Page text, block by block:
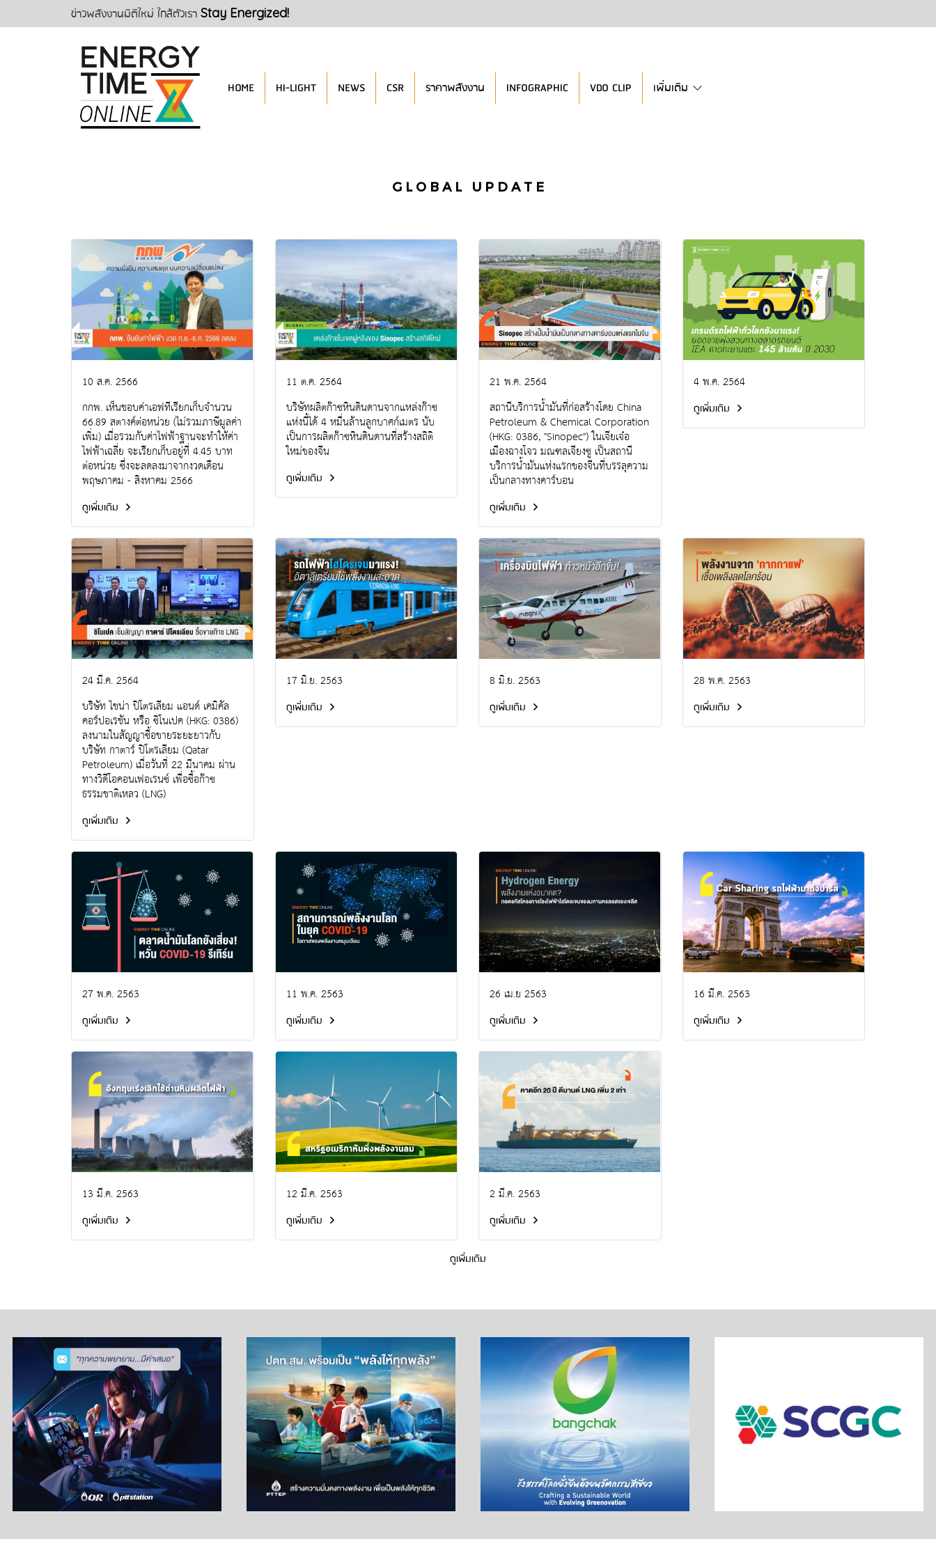
ข่าวพลังงานมิติใหม่ ใกล้ตัวเรา Stay Energized!
HOME HI-LIGHT NEWS CSR ราคาพลังงาน INFOGRAPHIC VDO CLIP เพิ่มเติม
G L O B A L U P D A T E
10 ส.ค. 2566
กกพ. เห็นชอบค่าเอฟทีเรียกเก็บจำนวน
66.89 สตางค์ต่อหน่วย (ไม่รวมภาษีมูลค่า
เพิ่ม) เมื่อรวมกับค่าไฟฟ้าฐานจะทำให้ค่า
ไฟฟ้าเฉลี่ย จะเรียกเก็บอยู่ที่ 4.45 บาท
ต่อหน่วย ซึ่งจะลดลงมาจากงวดเดือน
พฤษภาคม - สิงหาคม 2566
ดูเพิ่มเติม
11 ต.ค. 2564
บริษัทผลิตก๊าซหินดินดานจากแหล่งก๊าซ
แห่งนี้ได้ 4 หมื่นล้านลูกบาศก์เมตร นับ
เป็นการผลิตก๊าซหินดินดานที่สร้างสถิติ
ใหม่ของจีน
ดูเพิ่มเติม
21 พ.ค. 2564
สถานีบริการน้ำมันที่ก่อสร้างโดย China
Petroleum & Chemical Corporation
(HKG: 0386, "Sinopec") ในเจียเจ๋อ
เมืองฉางโจว มณฑลเจียงซู เป็นสถานี
บริการน้ำมันแห่งแรกของจีนที่บรรลุความ
เป็นกลางทางคาร์บอน
ดูเพิ่มเติม
4 พ.ค. 2564
ดูเพิ่มเติม
24 มี.ค. 2564
บริษัท ไชน่า ปิโตรเลียม แอนด์ เคมิคัล
คอร์ปอเรชัน หรือ ซิโนเปค (HKG: 0386)
ลงนามในสัญญาซื้อขายระยะยาวกับ
บริษัท กาตาร์ ปิโตรเลียม (Qatar
Petroleum) เมื่อวันที่ 22 มีนาคม ผ่าน
ทางวิดีโอคอนเฟอเรนซ์ เพื่อซื้อก๊าซ
ธรรมชาติเหลว (LNG)
ดูเพิ่มเติม
17 มิ.ย. 2563
ดูเพิ่มเติม
8 มิ.ย. 2563
ดูเพิ่มเติม
28 พ.ค. 2563
ดูเพิ่มเติม
27 พ.ค. 2563
ดูเพิ่มเติม
11 พ.ค. 2563
ดูเพิ่มเติม
26 เม.ย 2563
ดูเพิ่มเติม
16 มี.ค. 2563
ดูเพิ่มเติม
13 มี.ค. 2563
ดูเพิ่มเติม
12 มี.ค. 2563
ดูเพิ่มเติม
2 มี.ค. 2563
ดูเพิ่มเติม
ดูเพิ่มเติม